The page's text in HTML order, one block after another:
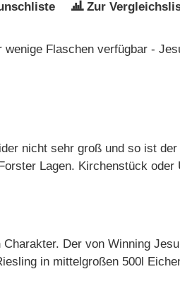
Zur
wenige Flaschen verfügbar -
nicht sehr groß und so ist der
Lagen. Kirchenstück oder
Der von Winning
in mittelgroßen 500l